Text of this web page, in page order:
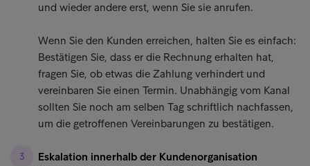
und wieder andere erst, wenn Sie sie anrufen.
Wenn Sie den Kunden erreichen, halten Sie es einfach:
Bestätigen Sie, dass er die Rechnung erhalten hat,
fragen Sie, ob etwas die Zahlung verhindert und
vereinbaren Sie einen Termin. Unabhängig vom Kanal
sollten Sie noch am selben Tag schriftlich nachfassen,
um die getroffenen Vereinbarungen zu bestätigen.
Eskalation innerhalb der Kundenorganisation